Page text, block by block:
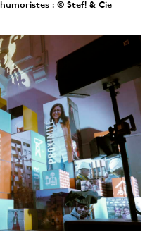
humoristes : © Stef! & Cie